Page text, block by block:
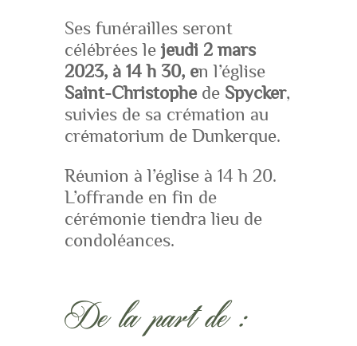
Ses funérailles seront
célébrées le jeudi 2 mars
2023, à 14 h 30, en l’église
Saint-Christophe de Spycker,
suivies de sa crémation au
crématorium de Dunkerque.
Réunion à l’église à 14 h 20.
L’offrande en fin de
cérémonie tiendra lieu de
condoléances.
De la part de :